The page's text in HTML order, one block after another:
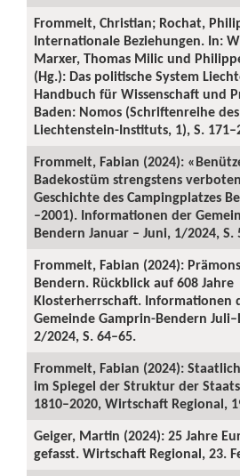
Frommelt, Christian; Rochat,
Internationale Beziehungen. In:
Marxer, Thomas Milic und
(Hg.): Das politische System
Handbuch für Wissenschaft und
Baden: Nomos (Schriftenreihe des
Liechtenstein-Instituts, 1), S.
Frommelt, Fabian (2024):
Badekostüm strengstens
Geschichte des Campingplatzes
–2001). Informationen der
Bendern Januar – Juni, 1/2024, S.
Frommelt, Fabian (2024):
Bendern. Rückblick auf 608 Jahre
Klosterherrschaft. Informationen
Gemeinde Gamprin-Bendern
2/2024, S. 64–65.
Frommelt, Fabian (2024):
im Spiegel der Struktur der
1810–2020, Wirtschaft Regional,
Geiger, Martin (2024): 25 Jahre
gefasst. Wirtschaft Regional, 23.